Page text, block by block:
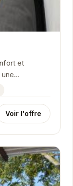
et
Voir l'offre